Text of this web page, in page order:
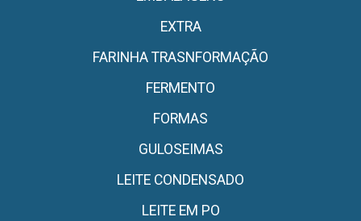
EXTRA
FARINHA TRASNFORMAÇÃO
FERMENTO
FORMAS
GULOSEIMAS
LEITE CONDENSADO
LEITE EM PO